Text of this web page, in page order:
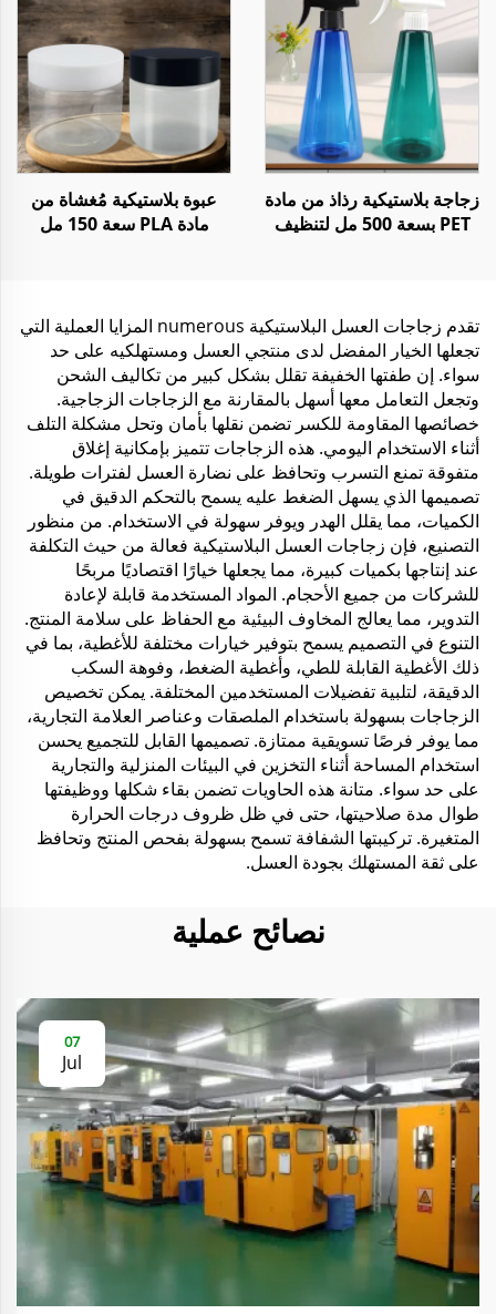
زجاجة بلاستيكية رذاذ من مادة
PET بسعة 500 مل لتنظيف
عبوة بلاستيكية مُغشاة من
مادة PLA سعة 150 مل
تقدم زجاجات العسل البلاستيكية numerous المزايا العملية التي
تجعلها الخيار المفضل لدى منتجي العسل ومستهلكيه على حد
سواء. إن طفتها الخفيفة تقلل بشكل كبير من تكاليف الشحن
وتجعل التعامل معها أسهل بالمقارنة مع الزجاجات الزجاجية.
خصائصها المقاومة للكسر تضمن نقلها بأمان وتحل مشكلة التلف
أثناء الاستخدام اليومي. هذه الزجاجات تتميز بإمكانية إغلاق
متفوقة تمنع التسرب وتحافظ على نضارة العسل لفترات طويلة.
تصميمها الذي يسهل الضغط عليه يسمح بالتحكم الدقيق في
الكميات، مما يقلل الهدر ويوفر سهولة في الاستخدام. من منظور
التصنيع، فإن زجاجات العسل البلاستيكية فعالة من حيث التكلفة
عند إنتاجها بكميات كبيرة، مما يجعلها خيارًا اقتصاديًا مربحًا
للشركات من جميع الأحجام. المواد المستخدمة قابلة لإعادة
التدوير، مما يعالج المخاوف البيئية مع الحفاظ على سلامة المنتج.
التنوع في التصميم يسمح بتوفير خيارات مختلفة للأغطية، بما في
ذلك الأغطية القابلة للطي، وأغطية الضغط، وفوهة السكب
الدقيقة، لتلبية تفضيلات المستخدمين المختلفة. يمكن تخصيص
الزجاجات بسهولة باستخدام الملصقات وعناصر العلامة التجارية،
مما يوفر فرصًا تسويقية ممتازة. تصميمها القابل للتجميع يحسن
استخدام المساحة أثناء التخزين في البيئات المنزلية والتجارية
على حد سواء. متانة هذه الحاويات تضمن بقاء شكلها ووظيفتها
طوال مدة صلاحيتها، حتى في ظل ظروف درجات الحرارة
المتغيرة. تركيبتها الشفافة تسمح بسهولة بفحص المنتج وتحافظ
على ثقة المستهلك بجودة العسل.
نصائح عملية
07
Jul